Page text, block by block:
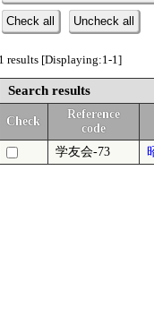
京都
京都
国大
京都
京都
京都
都帝
都帝
都帝
Check all Uncheck all
1 results [Displaying:1-1]
Search results
Check
Reference
code
学友会-73